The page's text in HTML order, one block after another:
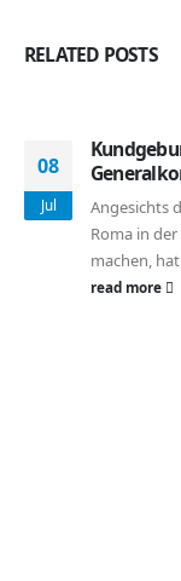
RELATED POSTS
08
Jul
Angesichts
Roma in
machen,
read more